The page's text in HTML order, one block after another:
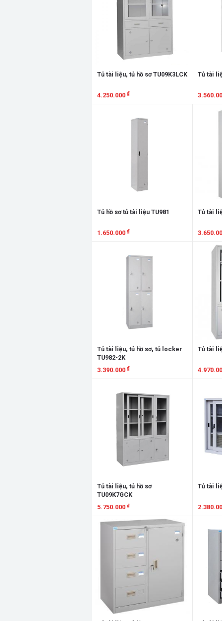
Tủ tài liệu, tủ hồ sơ TU09K3LCK
4.250.000 ₫
Tủ tài
Xem
Tủ hồ sơ tủ tài liệu TU981
1.650.000 ₫
Tủ tài
Xem
Tủ tài liệu, tủ hồ sơ, tủ locker
TU982-2K
3.390.000 ₫
Tủ tài
Tủ tài liệu, tủ hồ sơ
TU09K7GCK
5.750.000 ₫
Xem chi tiết
Tủ tài